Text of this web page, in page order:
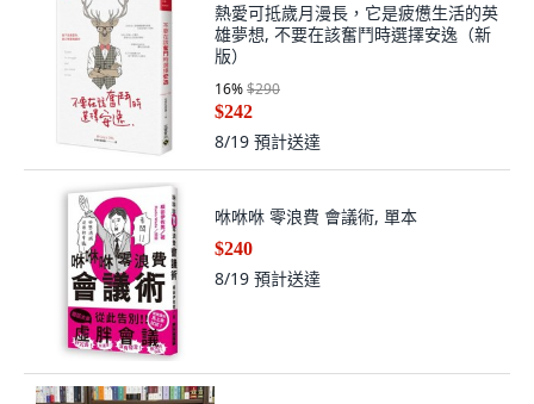
熱愛可抵歲月漫長，它是疲憊生活的英
雄夢想, 不要在該奮鬥時選擇安逸（新
版）
16%$290
$242
8/19 預計送達
咻咻咻 零浪費 會議術, 單本
$240
8/19 預計送達